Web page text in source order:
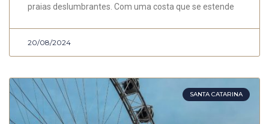
praias deslumbrantes. Com uma costa que se estende
20/08/2024
SANTA CATARINA